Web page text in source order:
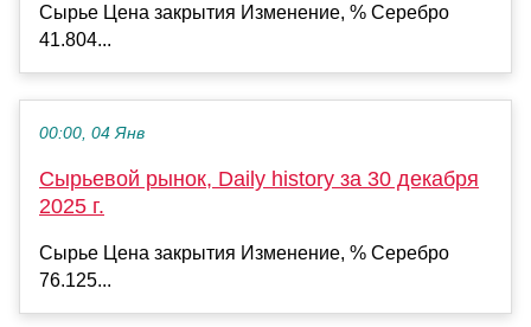
Сырье Цена закрытия Изменение, % Серебро
41.804...
00:00, 04 Янв
Сырьевой рынок, Daily history за 30 декабря
2025 г.
Сырье Цена закрытия Изменение, % Серебро
76.125...